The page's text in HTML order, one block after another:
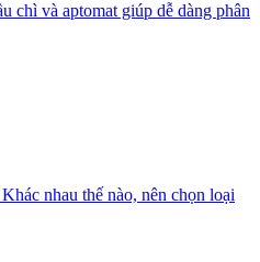
chì và aptomat giúp dễ dàng phân
nhau thế nào, nên chọn loại